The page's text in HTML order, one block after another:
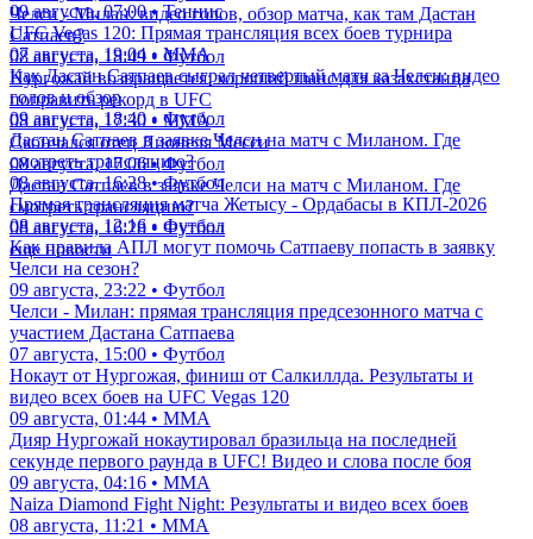
Челси - Милан: видео голов, обзор матча, как там Дастан
Сатпаев?
08 августа, 18:49 • Футбол
Нургожай возвращается: хороший шанс для казахстанца
поправить рекорд в UFC
08 августа, 17:30 • ММА
Скончался отец Лионеля Месси
08 августа, 17:06 • Футбол
Дастан Сатпаев в заявке Челси на матч с Миланом. Где
смотреть трансляцию?
08 августа, 16:28 • Футбол
еще новости
09 августа, 07:00 • Теннис
UFC Vegas 120: Прямая трансляция всех боев турнира
07 августа, 19:04 • ММА
Как Дастан Сатпаев сыграл четвертый матч за Челси: видео
голов и обзор
09 августа, 18:40 • Футбол
Дастан Сатпаев в заявке Челси на матч с Миланом. Где
смотреть трансляцию?
08 августа, 16:28 • Футбол
Прямая трансляция матча Жетысу - Ордабасы в КПЛ-2026
08 августа, 12:16 • Футбол
Как правила АПЛ могут помочь Сатпаеву попасть в заявку
Челси на сезон?
09 августа, 23:22 • Футбол
Челси - Милан: прямая трансляция предсезонного матча с
участием Дастана Сатпаева
07 августа, 15:00 • Футбол
Нокаут от Нургожая, финиш от Салкиллда. Результаты и
видео всех боев на UFC Vegas 120
09 августа, 01:44 • ММА
Дияр Нургожай нокаутировал бразильца на последней
секунде первого раунда в UFC! Видео и слова после боя
09 августа, 04:16 • ММА
Naiza Diamond Fight Night: Результаты и видео всех боев
08 августа, 11:21 • ММА